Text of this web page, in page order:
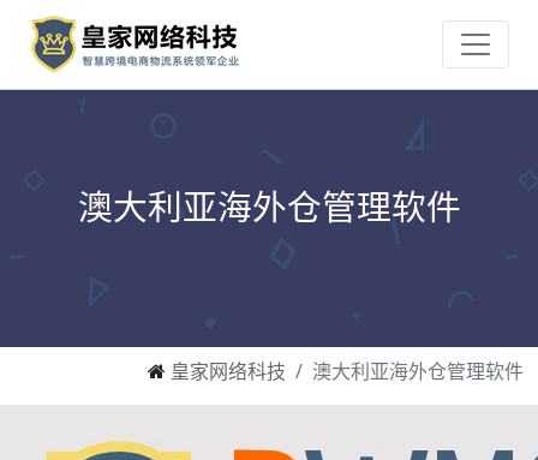
澳大利亚海外仓管理软件
皇家网络科技 澳大利亚海外仓管理软件